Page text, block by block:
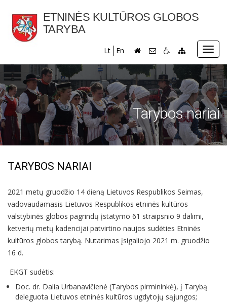
ETNINĖS KULTŪROS GLOBOS
TARYBA
Lt En
Tarybos nariai
TARYBOS NARIAI
2021 metų gruodžio 14 dieną Lietuvos Respublikos Seimas,
vadovaudamasis Lietuvos Respublikos etninės kultūros
valstybinės globos pagrindų įstatymo 61 straipsnio 9 dalimi,
ketverių metų kadencijai patvirtino naujos sudėties Etninės
kultūros globos tarybą. Nutarimas įsigaliojo 2021 m. gruodžio
16 d.
EKGT sudėtis:
Doc. dr. Dalia Urbanavičienė (Tarybos pirmininkė), į Tarybą
deleguota Lietuvos etninės kultūros ugdytojų sąjungos;